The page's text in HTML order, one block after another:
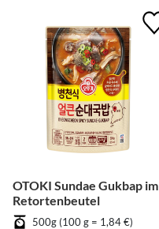
OTOKI Sundae Gukbap im
Retortenbeutel
500g (100 g = 1,84 €)